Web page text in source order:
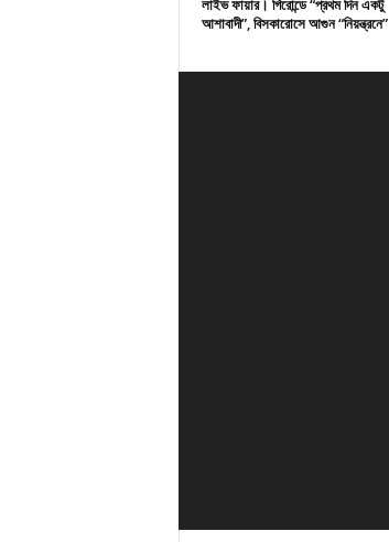
লাইভ ফায়ার। গিরোন্ডে “প্রথম দিন একটু
আশাবাদী”, বিসকারোসে আগুন “নিয়ন্ত্রনে”